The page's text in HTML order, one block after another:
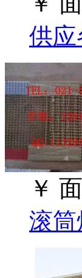
供应
￥
滚